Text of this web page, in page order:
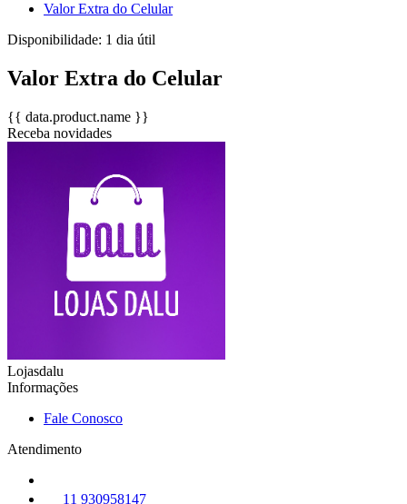
Valor Extra do Celular
Disponibilidade: 1 dia útil
Valor Extra do Celular
{{ data.product.name }}
Receba novidades
Lojasdalu
Informações
Fale Conosco
Atendimento
11 930958147